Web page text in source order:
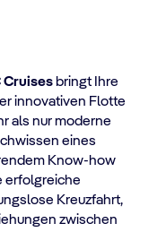
Cruises bringt Ihre
innovativen Flotte
als nur moderne
eines
Know-how
erfolgreiche
Kreuzfahrt,
zwischen